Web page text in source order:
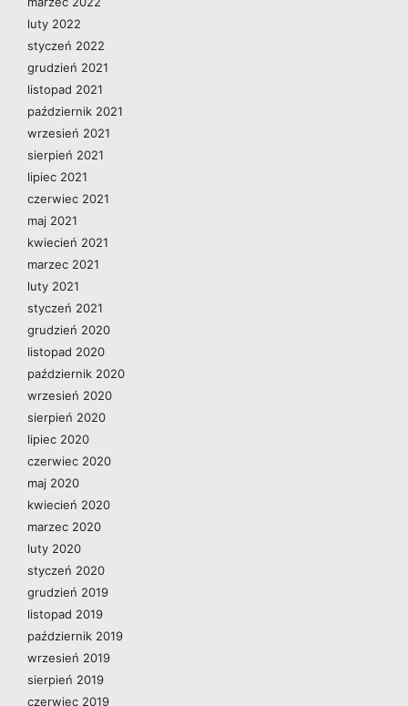
luty 2022
styczeń 2022
grudzień 2021
listopad 2021
październik 2021
wrzesień 2021
sierpień 2021
lipiec 2021
czerwiec 2021
maj 2021
kwiecień 2021
marzec 2021
luty 2021
styczeń 2021
grudzień 2020
listopad 2020
październik 2020
wrzesień 2020
sierpień 2020
lipiec 2020
czerwiec 2020
maj 2020
kwiecień 2020
marzec 2020
luty 2020
styczeń 2020
grudzień 2019
listopad 2019
październik 2019
wrzesień 2019
sierpień 2019
czerwiec 2019